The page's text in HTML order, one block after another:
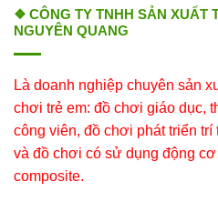
❖ CÔNG TY TNHH SẢN XUẤT
NGUYÊN QUANG
Là doanh nghiệp chuyên sản
chơi trẻ em: đồ chơi giáo dục,
công viên, đồ chơi phát triển trí
và đồ chơi có sử dụng động
composite.